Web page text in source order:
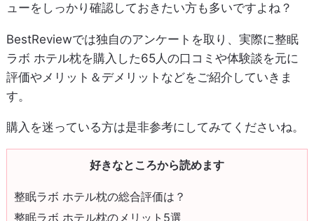
ューをしっかり確認しておきたい方も多いですよね？
BestReviewでは独自のアンケートを取り、実際に整眠
ラボ ホテル枕を購入した65人の口コミや体験談を元に
評価やメリット＆デメリットなどをご紹介していきま
す。
購入を迷っている方は是非参考にしてみてくださいね。
好きなところから読めます
整眠ラボ ホテル枕の総合評価は？
整眠ラボ ホテル枕のメリット5選